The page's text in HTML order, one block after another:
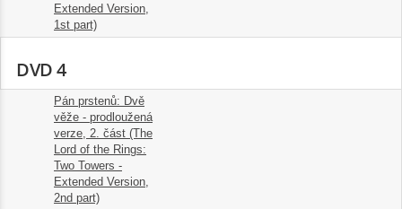
Extended Version,
1st part)
DVD 4
Pán prstenů: Dvě
věže - prodloužená
verze, 2. část (The
Lord of the Rings:
Two Towers -
Extended Version,
2nd part)